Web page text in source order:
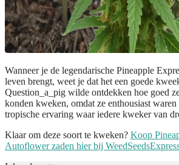
Wanneer je de legendarische Pineapple
leven brengt, weet je dat het een goede
Question_a_pig wilde ontdekken hoe goed
konden kweken, omdat ze enthousiast waren
tropische ervaring waar iedere kweker van
Klaar om deze soort te kweken? Koop
Autoflower zaden hier bij